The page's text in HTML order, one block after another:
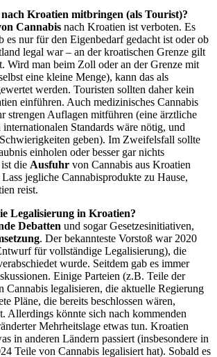
Kroatien mitbringen (als Tourist)?
Cannabis nach Kroatien ist verboten. Es
es nur für den Eigenbedarf gedacht ist oder ob
legal war – an der kroatischen Grenze gilt
Wird man beim Zoll oder an der Grenze mit
eine kleine Menge), kann das als
werden. Touristen sollten daher kein
einführen. Auch medizinisches Cannabis
strengen Auflagen mitführen (eine ärztliche
Standards wäre nötig, und
geben). Im Zweifelsfall sollte
einholen oder besser gar nichts
die Ausfuhr von Cannabis aus Kroatien
jegliche Cannabisprodukte zu Hause,
reist.
Legalisierung in Kroatien?
Debatten und sogar Gesetzesinitiativen,
. Der bekannteste Vorstoß war 2020
für vollständige Legalisierung), die
wurde. Seitdem gab es immer
Einige Parteien (z.B. Teile der
Cannabis legalisieren, die aktuelle Regierung
Pläne, die bereits beschlossen wären,
Allerdings könnte sich nach kommenden
Mehrheitslage etwas tun. Kroatien
in anderen Ländern passiert (insbesondere in
Teile von Cannabis legalisiert hat). Sobald es